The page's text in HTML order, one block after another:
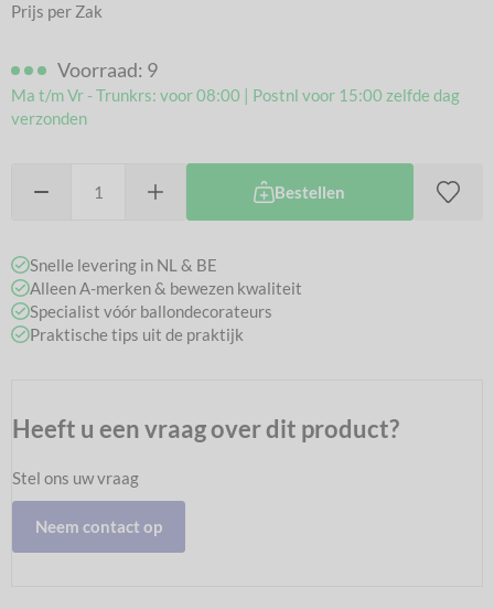
Prijs per Zak
Voorraad: 9
Ma t/m Vr - Trunkrs: voor 08:00 | Postnl voor 15:00 zelfde dag
verzonden
Bestellen
Snelle levering in NL & BE
Alleen A-merken & bewezen kwaliteit
Specialist vóór ballondecorateurs
Praktische tips uit de praktijk
Heeft u een vraag over dit product?
Stel ons uw vraag
Neem contact op